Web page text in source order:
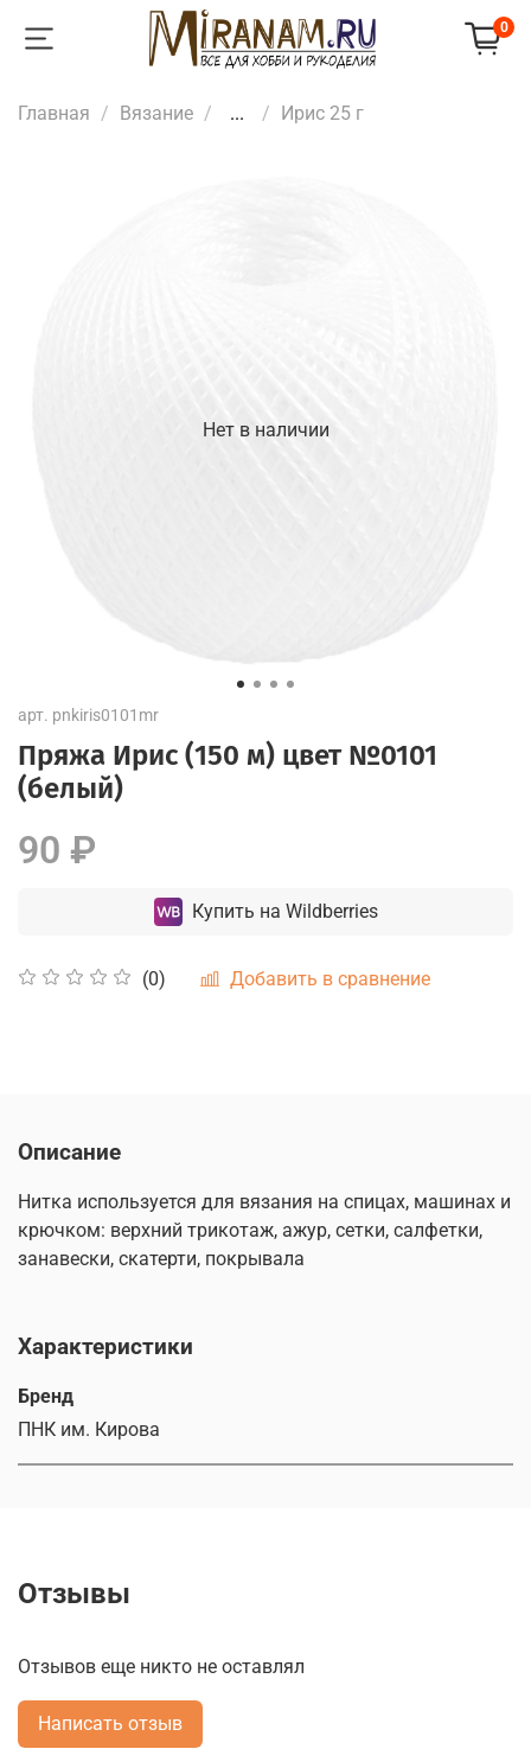
0
Главная Вязание ... Ирис 25 г
Нет в наличии
арт. pnkiris0101mr
Пряжа Ирис (150 м) цвет №0101
(белый)
(0) Добавить в сравнение
90 ₽
Купить на Wildberries
Описание
Нитка используется для вязания на спицах, машинах и
крючком: верхний трикотаж, ажур, сетки, салфетки,
занавески, скатерти, покрывала
Характеристики
Бренд
ПНК им. Кирова
Отзывы
Отзывов еще никто не оставлял
Написать отзыв